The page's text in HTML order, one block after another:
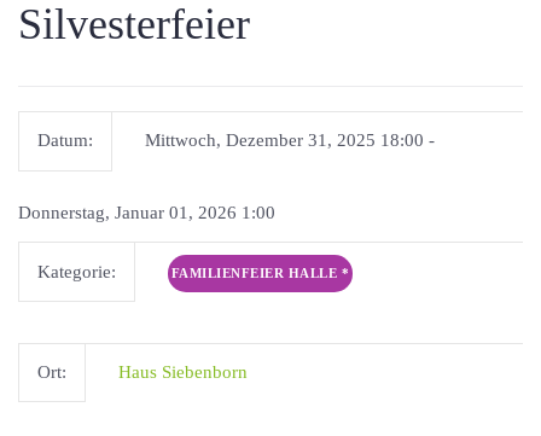
Silvesterfeier
Datum: Mittwoch, Dezember 31, 2025 18:00 -
Donnerstag, Januar 01, 2026 1:00
Kategorie: FAMILIENFEIER HALLE *
Ort: Haus Siebenborn